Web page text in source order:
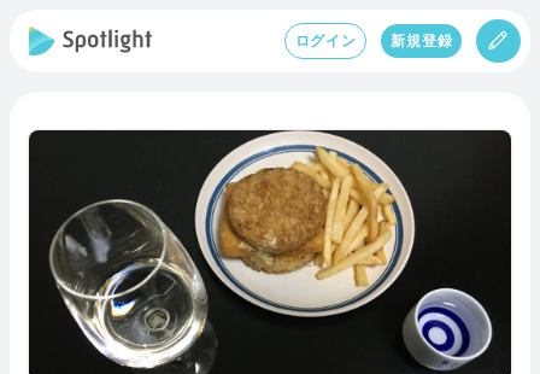
ログイン 新規登録